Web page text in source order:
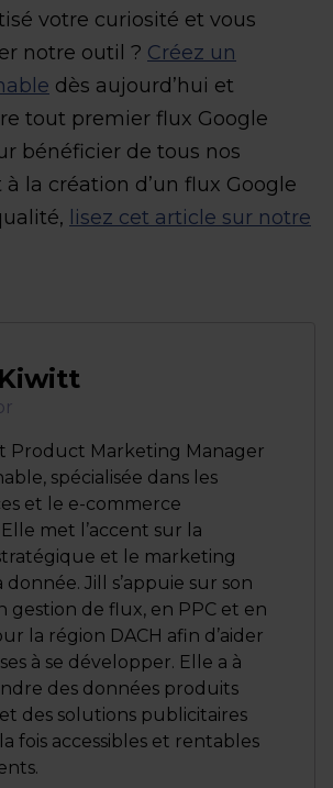
votre curiosité et vous
notre outil ? Créez un
dès aujourd’hui et
tout premier flux Google
bénéficier de tous nos
la création d’un flux Google
lisez cet article sur notre
Product Marketing Manager
spécialisée dans les
et le e-commerce
met l’accent sur la
et le marketing
Jill s’appuie sur son
gestion de flux, en PPC et en
la région DACH afin d’aider
à se développer. Elle a à
des données produits
des solutions publicitaires
fois accessibles et rentables